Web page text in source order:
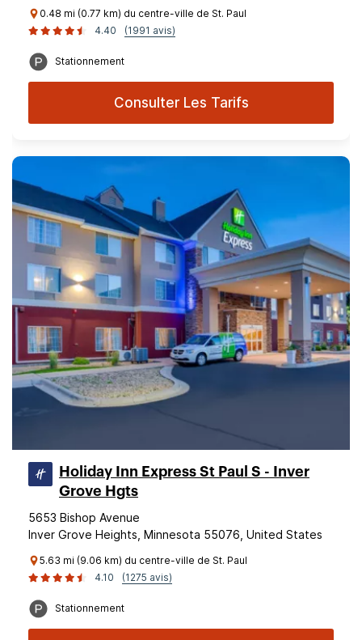
0.48 mi (0.77 km) du centre-ville de St. Paul
4.40
(1991 avis)
Stationnement
Consulter Les Tarifs
Holiday Inn Express St Paul S - Inver
Grove Hgts
5653 Bishop Avenue
Inver Grove Heights, Minnesota 55076, United States
5.63 mi (9.06 km) du centre-ville de St. Paul
4.10
(1275 avis)
Stationnement